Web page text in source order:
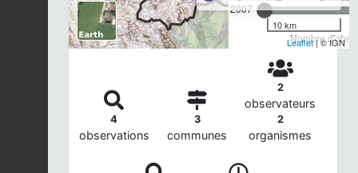
2007
Nombre
10 km
Leaflet| © IGN
4
observations
3
communes
2
observateurs
2
organismes